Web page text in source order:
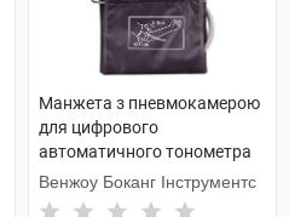
Манжета з пневмокамерою
для цифрового
автоматичного тонометра
велика 32-42 см 1 шт
Венжоу Боканг Інструментс